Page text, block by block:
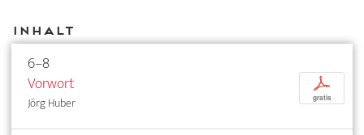
Inhalt
6–8
Vorwort
Jörg Huber
p
gratis